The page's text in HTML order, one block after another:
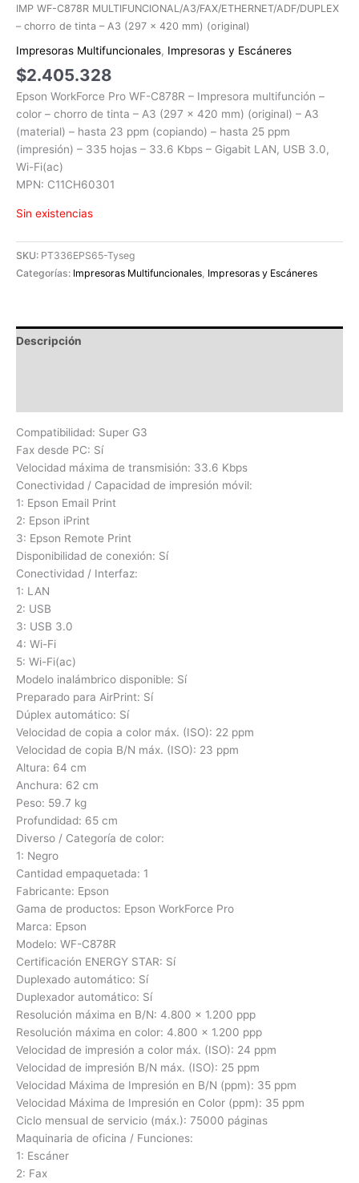
IMP WF-C878R MULTIFUNCIONAL/A3/FAX/ETHERNET/ADF/DUPLEX
– chorro de tinta – A3 (297 x 420 mm) (original)
Impresoras Multifuncionales, Impresoras y Escáneres
$2.405.328
Epson WorkForce Pro WF-C878R – Impresora multifunción –
color – chorro de tinta – A3 (297 x 420 mm) (original) – A3
(material) – hasta 23 ppm (copiando) – hasta 25 ppm
(impresión) – 335 hojas – 33.6 Kbps – Gigabit LAN, USB 3.0,
Wi-Fi(ac)
MPN: C11CH60301
Sin existencias
SKU: PT336EPS65-Tyseg
Categorías: Impresoras Multifuncionales, Impresoras y Escáneres
Descripción
Compatibilidad: Super G3
Fax desde PC: Sí
Velocidad máxima de transmisión: 33.6 Kbps
Conectividad / Capacidad de impresión móvil:
1: Epson Email Print
2: Epson iPrint
3: Epson Remote Print
Disponibilidad de conexión: Sí
Conectividad / Interfaz:
1: LAN
2: USB
3: USB 3.0
4: Wi-Fi
5: Wi-Fi(ac)
Modelo inalámbrico disponible: Sí
Preparado para AirPrint: Sí
Dúplex automático: Sí
Velocidad de copia a color máx. (ISO): 22 ppm
Velocidad de copia B/N máx. (ISO): 23 ppm
Altura: 64 cm
Anchura: 62 cm
Peso: 59.7 kg
Profundidad: 65 cm
Diverso / Categoría de color:
1: Negro
Cantidad empaquetada: 1
Fabricante: Epson
Gama de productos: Epson WorkForce Pro
Marca: Epson
Modelo: WF-C878R
Certificación ENERGY STAR: Sí
Duplexado automático: Sí
Duplexador automático: Sí
Resolución máxima en B/N: 4.800 x 1.200 ppp
Resolución máxima en color: 4.800 x 1.200 ppp
Velocidad de impresión a color máx. (ISO): 24 ppm
Velocidad de impresión B/N máx. (ISO): 25 ppm
Velocidad Máxima de Impresión en B/N (ppm): 35 ppm
Velocidad Máxima de Impresión en Color (ppm): 35 ppm
Ciclo mensual de servicio (máx.): 75000 páginas
Maquinaria de oficina / Funciones:
1: Escáner
2: Fax